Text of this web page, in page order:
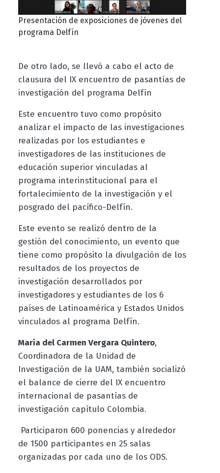
Presentación de exposiciones de jóvenes del
programa Delfín
De otro lado, se llevó a cabo el acto de
clausura del IX encuentro de pasantías de
investigación del programa Delfín
Este encuentro tuvo como propósito
analizar el impacto de las investigaciones
realizadas por los estudiantes e
investigadores de las instituciones de
educación superior vinculadas al
programa interinstitucional para el
fortalecimiento de la investigación y el
posgrado del pacífico-Delfín.
Este evento se realizó dentro de la
gestión del conocimiento, un evento que
tiene como propósito la divulgación de los
resultados de los proyectos de
investigación desarrollados por
investigadores y estudiantes de los 6
países de Latinoamérica y Estados Unidos
vinculados al programa Delfín.
María del Carmen Vergara Quintero,
Coordinadora de la Unidad de
Investigación de la UAM, también socializó
el balance de cierre del IX encuentro
internacional de pasantías de
investigación capítulo Colombia.
Participaron 600 ponencias y alrededor
de 1500 participantes en 25 salas
organizadas por cada uno de los ODS.